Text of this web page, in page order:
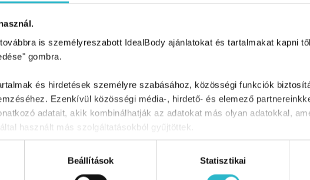
is személyreszabott IdealBody ajánlatokat és tartalmakat kapni
gombra.
és hirdetések személyre szabásához, közösségi funkciók
Ezenkívül közösségi média-, hirdető- és elemező
adatait, akik kombinálhatják az adatokat más olyan adatokkal,
használt más szolgáltatásokból gyűjtöttek.
Beállítások Statisztikai